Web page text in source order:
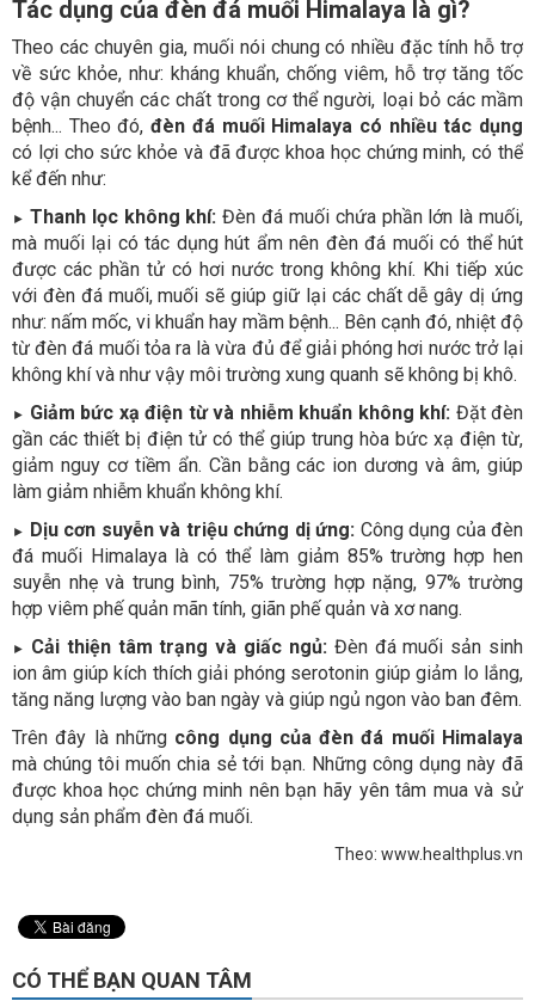
Tác dụng của đèn đá muối Himalaya là gì?
Theo các chuyên gia, muối nói chung có nhiều đặc tính hỗ trợ
về sức khỏe, như: kháng khuẩn, chống viêm, hỗ trợ tăng tốc
độ vận chuyển các chất trong cơ thể người, loại bỏ các mầm
bệnh... Theo đó,đèn đá muối Himalaya có nhiều tác dụng
có lợi cho sức khỏe và đã được khoa học chứng minh, có thể
kể đến như:
► Thanh lọc không khí: Đèn đá muối chứa phần lớn là muối,
mà muối lại có tác dụng hút ẩm nên đèn đá muối có thể hút
được các phần tử có hơi nước trong không khí. Khi tiếp xúc
với đèn đá muối, muối sẽ giúp giữ lại các chất dễ gây dị ứng
như: nấm mốc, vi khuẩn hay mầm bệnh... Bên cạnh đó, nhiệt độ
từ đèn đá muối tỏa ra là vừa đủ để giải phóng hơi nước trở lại
không khí và như vậy môi trường xung quanh sẽ không bị khô.
► Giảm bức xạ điện từ và nhiễm khuẩn không khí: Đặt đèn
gần các thiết bị điện tử có thể giúp trung hòa bức xạ điện từ,
giảm nguy cơ tiềm ẩn. Cần bằng các ion dương và âm, giúp
làm giảm nhiễm khuẩn không khí.
► Dịu cơn suyễn và triệu chứng dị ứng: Công dụng của đèn
đá muối Himalaya là có thể làm giảm 85% trường hợp hen
suyễn nhẹ và trung bình, 75% trường hợp nặng, 97% trường
hợp viêm phế quản mãn tính, giãn phế quản và xơ nang.
► Cải thiện tâm trạng và giấc ngủ:Đèn đá muối sản sinh
ion âm giúp kích thích giải phóng serotonin giúp giảm lo lắng,
tăng năng lượng vào ban ngày và giúp ngủ ngon vào ban đêm.
Trên đây là những công dụng của đèn đá muối Himalaya
mà chúng tôi muốn chia sẻ tới bạn. Những công dụng này đã
được khoa học chứng minh nên bạn hãy yên tâm mua và sử
dụng sản phẩm đèn đá muối.
Theo: www.healthplus.vn
CÓ THỂ BẠN QUAN TÂM